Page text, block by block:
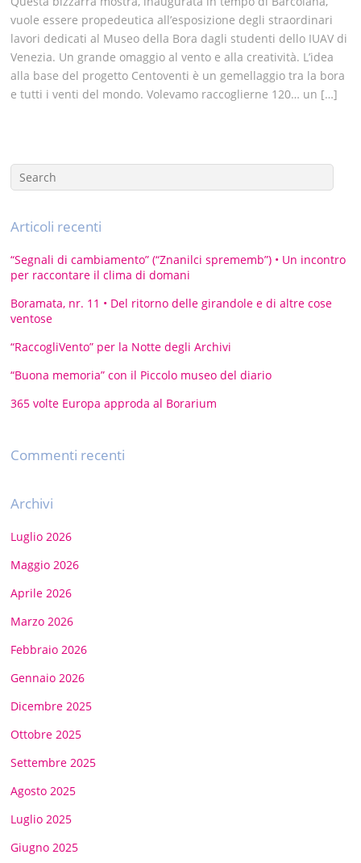
vuole essere propedeutica all’esposizione degli straordinari
lavori dedicati al Museo della Bora dagli studenti dello IUAV di
Venezia. Un grande omaggio al vento e alla creatività. L’idea
alla base del progetto Centoventi è un gemellaggio tra la bora
e tutti i venti del mondo. Volevamo raccoglierne 120… un […]
Articoli recenti
“Segnali di cambiamento” (“Znanilci sprememb”) • Un incontro
per raccontare il clima di domani
Boramata, nr. 11 • Del ritorno delle girandole e di altre cose
ventose
“RaccogliVento” per la Notte degli Archivi
“Buona memoria” con il Piccolo museo del diario
365 volte Europa approda al Borarium
Commenti recenti
Archivi
Luglio 2026
Maggio 2026
Aprile 2026
Marzo 2026
Febbraio 2026
Gennaio 2026
Dicembre 2025
Ottobre 2025
Settembre 2025
Agosto 2025
Luglio 2025
Giugno 2025